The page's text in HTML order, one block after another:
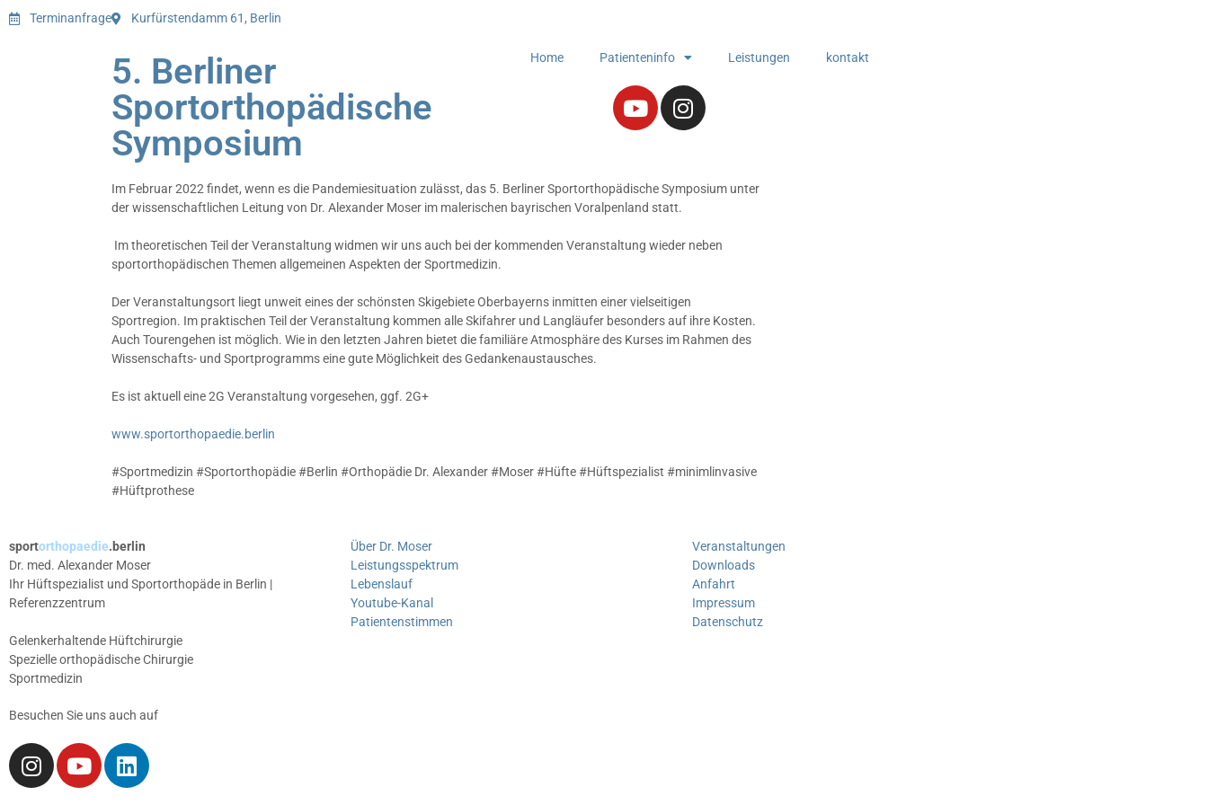
Terminanfrage Kurfürstendamm 61, Berlin
Home Patienteninfo Leistungen kontakt
5. Berliner
Sportorthopädische
Symposium
Im Februar 2022 findet, wenn es die Pandemiesituation zulässt, das 5. Berliner Sportorthopädische Symposium unter
der wissenschaftlichen Leitung von Dr. Alexander Moser im malerischen bayrischen Voralpenland statt.
Im theoretischen Teil der Veranstaltung widmen wir uns auch bei der kommenden Veranstaltung wieder neben
sportorthopädischen Themen allgemeinen Aspekten der Sportmedizin.
Der Veranstaltungsort liegt unweit eines der schönsten Skigebiete Oberbayerns inmitten einer vielseitigen
Sportregion. Im praktischen Teil der Veranstaltung kommen alle Skifahrer und Langläufer besonders auf ihre Kosten.
Auch Tourengehen ist möglich. Wie in den letzten Jahren bietet die familiäre Atmosphäre des Kurses im Rahmen des
Wissenschafts- und Sportprogramms eine gute Möglichkeit des Gedankenaustausches.
Es ist aktuell eine 2G Veranstaltung vorgesehen, ggf. 2G+
www.sportorthopaedie.berlin
#Sportmedizin #Sportorthopädie #Berlin #Orthopädie Dr. Alexander #Moser #Hüfte #Hüftspezialist #minimlinvasive
#Hüftprothese
sportorthopaedie.berlin
Dr. med. Alexander Moser
Ihr Hüftspezialist und Sportorthopäde in Berlin |
Referenzzentrum
Gelenkerhaltende Hüftchirurgie
Spezielle orthopädische Chirurgie
Sportmedizin
Besuchen Sie uns auch auf
Über Dr. Moser
Leistungsspektrum
Lebenslauf
Youtube-Kanal
Patientenstimmen
Veranstaltungen
Downloads
Anfahrt
Impressum
Datenschutz